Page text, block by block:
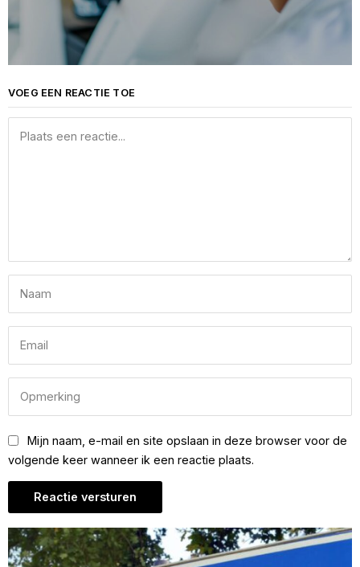
VOEG EEN REACTIE TOE
Mijn naam, e-mail en site opslaan in deze browser voor de
volgende keer wanneer ik een reactie plaats.